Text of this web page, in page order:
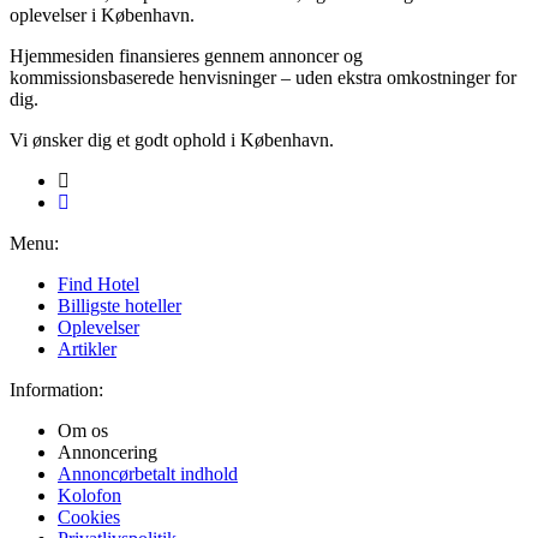
oplevelser i København.
Hjemmesiden finansieres gennem annoncer og
kommissionsbaserede henvisninger – uden ekstra omkostninger for
dig.
Vi ønsker dig et godt ophold i København.
Menu:
Find Hotel
Billigste hoteller
Oplevelser
Artikler
Information:
Om os
Annoncering
Annoncørbetalt indhold
Kolofon
Cookies